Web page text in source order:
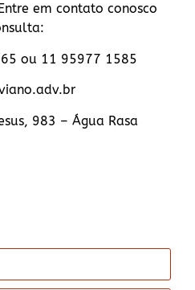
em contato conosco
ou 11 95977 1585
983 – Água Rasa